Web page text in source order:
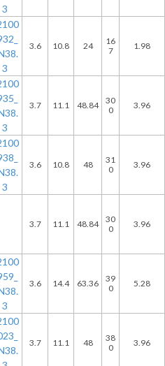
3
3
3.6 10.8 24
16
7
1.98
3
3.7 11.1 48.84
30
0
3.96
3
3.6 10.8 48
31
0
3.96
3.7 11.1 48.84
30
0
3.96
3
3.6 14.4 63.36
39
0
5.28
3.7 11.1 48
38
0
3.96